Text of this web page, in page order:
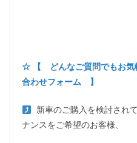
☆ 【 どんなご質問でもお気
合わせフォーム 】
新車のご購入を検討され
ナンスをご希望のお客様、